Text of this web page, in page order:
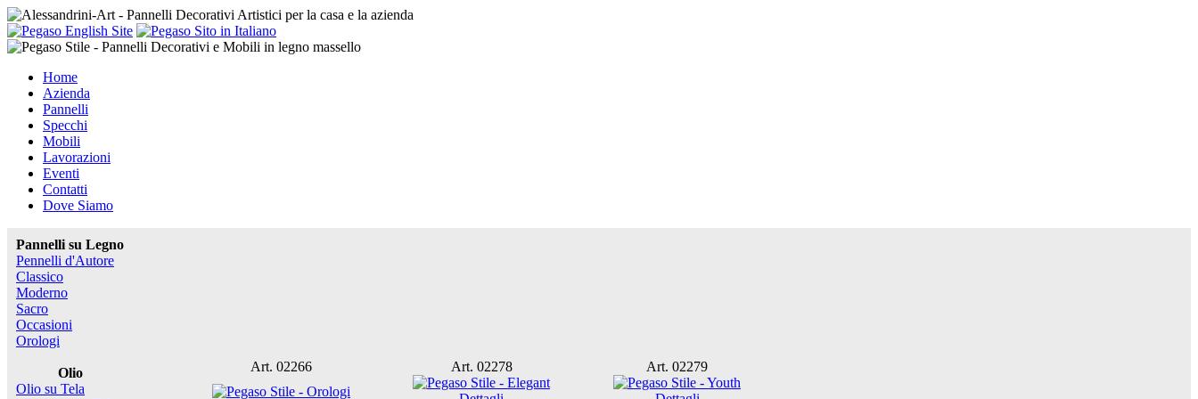
Home
Azienda
Pannelli
Specchi
Mobili
Lavorazioni
Eventi
Contatti
Dove Siamo
Pannelli su Legno
Pennelli d'Autore
Classico
Moderno
Sacro
Occasioni
Orologi
Olio
Olio su Tela
Art. 02266 Art. 02278 Art. 02279